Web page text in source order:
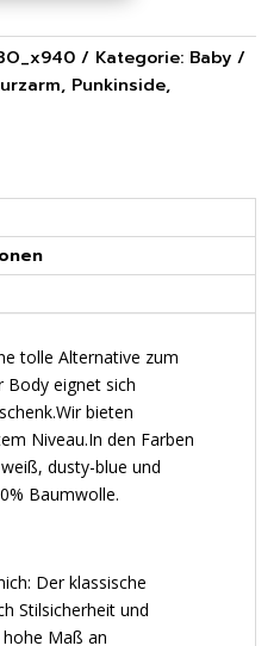
Kategorie: Baby
, Punkinside,
tolle Alternative zum
Body eignet sich
bieten
Niveau.In den Farben
dusty-blue und
Baumwolle.
Der klassische
Stilsicherheit und
Maß an